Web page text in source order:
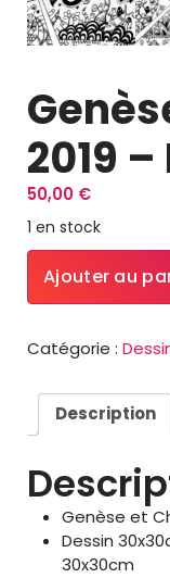
2019 –
50,00 €
1 en stock
quantité
de
Genèse
Chaos
N°50
Ajouter au
Catégorie :
Description
Genèse et
Dessin
30x30cm